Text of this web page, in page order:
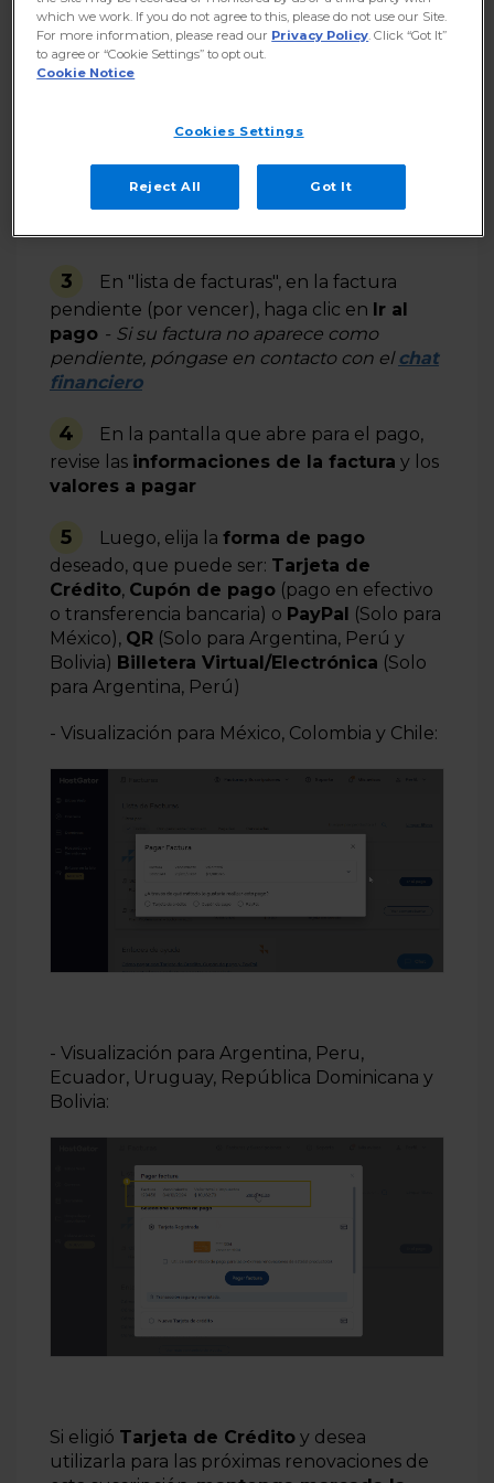
3 En " lista de facturas", en la factura
pendiente (por vencer), haga clic en Ir al
pago - Si su factura no aparece como
pendiente, póngase en contacto con elchat
financiero
4 En la pantalla que abre para el
pago,
revise as informaciones de la factura y los
valores a pagar
5 Luego, elija la forma de pago
deseado, que puede ser: Tarjeta de
Crédito, Cupón de pago (pago en efectivo
o transferencia bancaria) o PayPal (Solo para
México), QR (Solo para Argentina, Perú y
Bolivia) Billetera Virtual/Electrónica (Solo
para Argentina, Perú)
- Visualización para México, Colombia y Chile:
- Visualización para Argentina, Peru,
Ecuador, Uruguay, República Dominicana y
Bolivia:
Si eligió Tarjeta de Crédito y desea
utilizarla para las próximas renovaciones de
which we work. If you do not agree to this, please do not use our Site.
For more information, please read our Privacy Policy. Click “Got It”
to agree or “Cookie Settings” to opt out.
Cookie Notice
Cookies Settings
Reject All Got It